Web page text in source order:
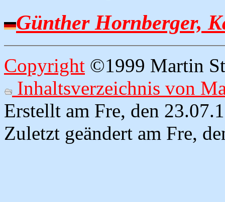
Günther Hornberger,
Copyright ©1999 Martin
Inhaltsverzeichnis von
Erstellt am Fre, den
Zuletzt geändert am Fre,